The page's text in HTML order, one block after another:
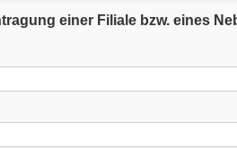
einer Filiale bzw. eines